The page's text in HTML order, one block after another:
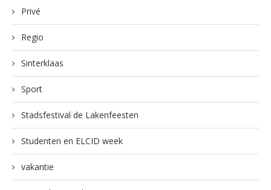
Privé
Regio
Sinterklaas
Sport
Stadsfestival de Lakenfeesten
Studenten en ELCID week
vakantie